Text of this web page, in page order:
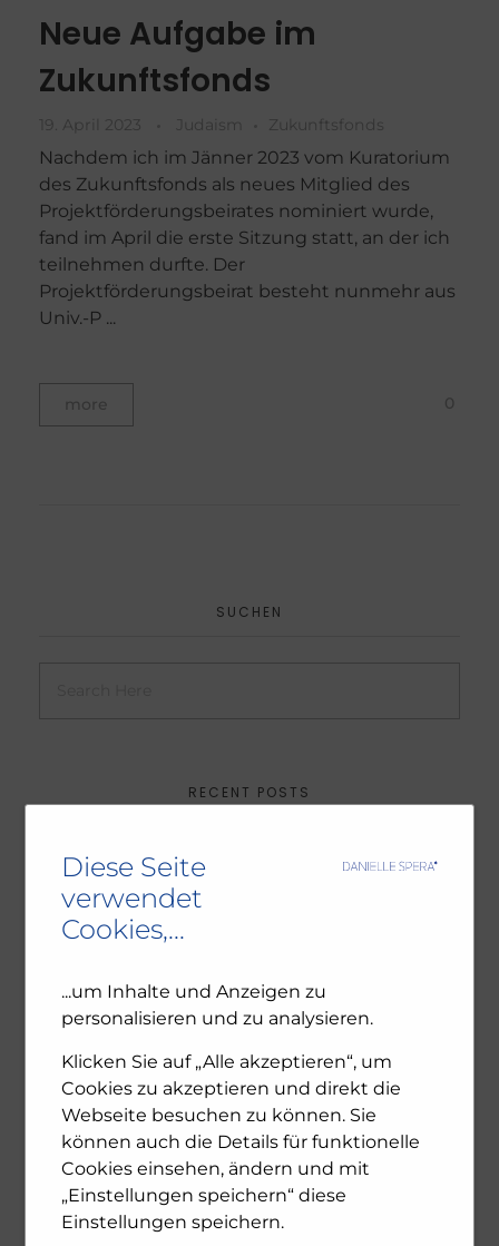
Neue Aufgabe im
Zukunftsfonds
19. April 2023 Judaism Zukunftsfonds
Nachdem ich im Jänner 2023 vom Kuratorium
des Zukunftsfonds als neues Mitglied des
Projektförderungsbeirates nominiert wurde,
fand im April die erste Sitzung statt, an der ich
teilnehmen durfte. Der
Projektförderungsbeirat besteht nunmehr aus
Univ.-P ...
more 0
SUCHEN
RECENT POSTS
Ambivalenz in den jüdischen Gemeinden – NU102
ORF-III-Dokumentation „Das jüdische Wien“
Leseprobe: Bewegte Zeiten – Erinnern für die
Zukunft. 1945-2025
ARCHIV
December 2025
November 2025
October 2025
July 2025
June 2025
April 2025
February 2025
Diese Seite
verwendet
Cookies,...
...um Inhalte und Anzeigen zu
personalisieren und zu analysieren.
Klicken Sie auf „Alle akzeptieren“, um
Cookies zu akzeptieren und direkt die
Webseite besuchen zu können. Sie
können auch die Details für funktionelle
Cookies einsehen, ändern und mit
„Einstellungen speichern“ diese
Einstellungen speichern.